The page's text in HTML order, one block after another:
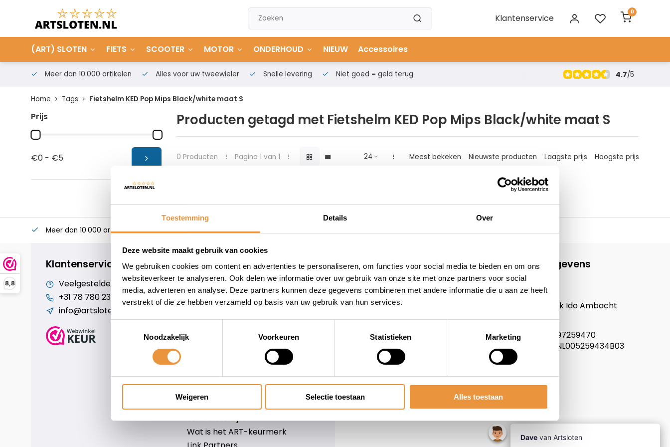
Toestemming Details Over
Deze website maakt gebruik van cookies
We gebruiken cookies om content en advertenties te personaliseren, om functies voor social media te bieden en om ons
websiteverkeer te analyseren. Ook delen we informatie over uw gebruik van onze site met onze partners voor social
media, adverteren en analyse. Deze partners kunnen deze gegevens combineren met andere informatie die u aan ze heeft
verstrekt of die ze hebben verzameld op basis van uw gebruik van hun services.
Noodzakelijk
Voorkeuren Statistieken Marketing
Weigeren Selectie toestaan Alles toestaan
8,8
Klantenservice
0
(ART) SLOTEN FIETS SCOOTER MOTOR ONDERHOUD NIEUW Accessoires
Meer dan 10.000 artikelen Alles voor uw tweewieler Snelle levering Niet goed = geld terug 4.7/5
Home Tags Fietshelm KED Pop Mips Black/white maat S
Prijs
€0 - €5
Producten getagd met Fietshelm KED Pop Mips Black/white maat S
0 Producten Pagina 1 van 1 Meest bekeken Nieuwste producten Laagste prijs Hoogste prijs
Meer dan 10.000 artikelen Alles voor uw tweewieler
Klantenservice
Veelgestelde vragen
+31 78 780 2330
info@artsloten.nl
Cookiebeleid
Over ons
Privacy Policy
Verzenden & retourneren
Contact
Sitemap
Art-slotenlijst
Scm-slotenlijst
Wat is het ART-keurmerk
Informatie
Over ons
Blog
Contactgegevens
ARTsloten.nl
Noordeinde 114
3341LW, Hendrik Ido Ambacht
Nederland
KVK nummer: 97259470
Btw nummer: NL005259434B03